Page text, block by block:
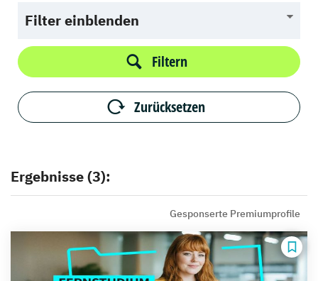
Filter einblenden
Filtern
Zurücksetzen
Ergebnisse (3):
Gesponserte Premiumprofile